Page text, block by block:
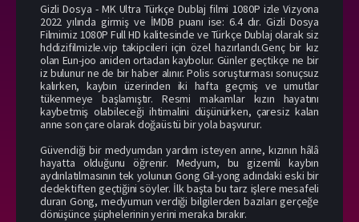
Gizli Dosya - MK Ultra Türkçe Dublaj filmi 1080P izle Vizyona
2022 yılında girmiş ve İMDB puanı ise: 6.4 dır. Gizli Dosya
Filmimiz 1080P Full HD kalitesinde ve Türkçe Dublaj olarak siz
hddizifilmizle.vip takipcileri için özel hazırlandı.Genç bir kız
olan Eun-joo aniden ortadan kaybolur. Günler geçtikçe ne bir
iz bulunur ne de bir haber alınır. Polis soruşturması sonuçsuz
kalırken, kaybın üzerinden iki hafta geçmiş ve umutlar
tükenmeye başlamıştır. Resmi makamlar kızın hayatını
kaybetmiş olabileceği ihtimalini düşünürken, çaresiz kalan
anne son çare olarak doğaüstü bir yola başvurur.
Güvendiği bir medyumdan yardım isteyen anne, kızının hâlâ
hayatta olduğunu öğrenir. Medyum, bu gizemli kaybın
aydınlatılmasının tek yolunun Gong Gil-yong adındaki eski bir
dedektiften geçtiğini söyler. İlk başta bu tarz işlere mesafeli
duran Gong, medyumun verdiği bilgilerden bazıları gerçeğe
dönüşünce şüphelerinin yerini meraka bırakır.